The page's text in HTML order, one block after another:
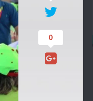
0